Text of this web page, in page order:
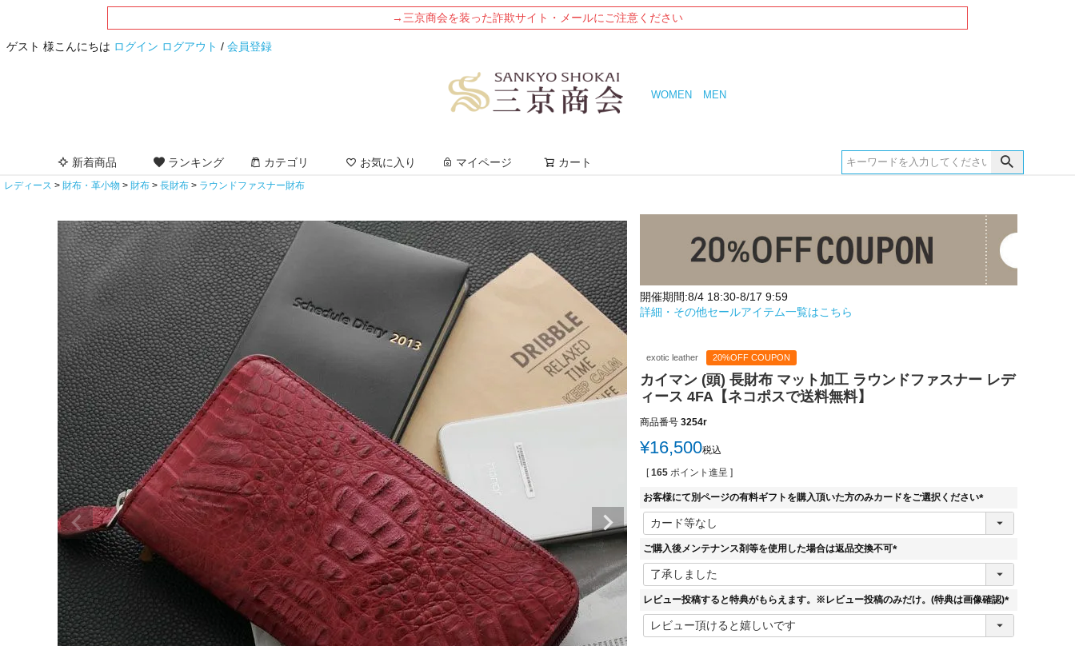
→三京商会を装った詐欺サイト・メールにご注意ください
ゲスト 様こんにちは ログイン ログアウト / 会員登録
WOMEN MEN
新着商品 ランキング カテゴリ お気に入り マイページ カート
レディース 財布・革小物 財布 長財布 ラウンドファスナー財布
開催期間:8/4 18:30-8/17 9:59
詳細・その他セールアイテム一覧はこちら
exotic leather 20%OFF COUPON
カイマン (頭) 長財布 マット加工 ラウンドファスナー レデ
ィース 4FA【ネコポスで送料無料】
商品番号 3254r
¥16,500税込
[ 165 ポイント進呈 ]
お客様にて別ページの有料ギフトを購入頂いた方のみカードをご選択ください
(
ご購入後メンテナンス剤等を使用した場合は返品交換不可
(
須
レビュー投稿すると特典がもらえます。※レビュー投稿のみだけ。(特典は画像確認)
(